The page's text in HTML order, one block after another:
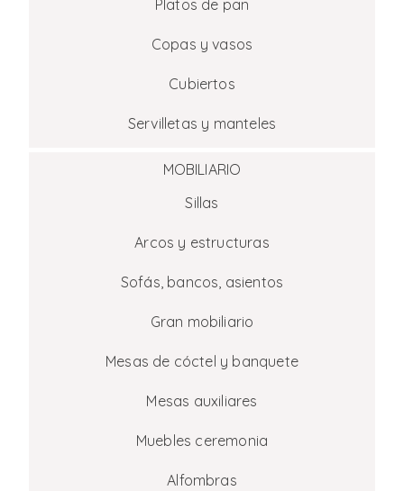
Platos de pan
Copas y vasos
Cubiertos
Servilletas y manteles
MOBILIARIO
Sillas
Arcos y estructuras
Sofás, bancos, asientos
Gran mobiliario
Mesas de cóctel y banquete
Mesas auxiliares
Muebles ceremonia
Alfombras